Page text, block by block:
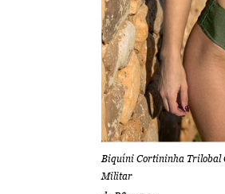
Biquíni Cortininha Trilobal
Militar